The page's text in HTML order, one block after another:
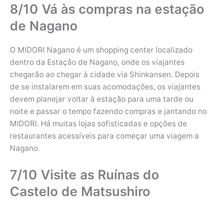
8/10 Vá às compras na estação
de Nagano
O MIDORI Nagano é um shopping center localizado
dentro da Estação de Nagano, onde os viajantes
chegarão ao chegar à cidade via Shinkansen. Depois
de se instalarem em suas acomodações, os viajantes
devem planejar voltar à estação para uma tarde ou
noite e passar o tempo fazendo compras e jantando no
MIDORI. Há muitas lojas sofisticadas e opções de
restaurantes acessíveis para começar uma viagem a
Nagano.
7/10 Visite as Ruínas do
Castelo de Matsushiro